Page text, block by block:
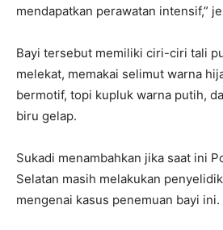
mendapatkan perawatan intensif,”
Bayi tersebut memiliki ciri-ciri tali
melekat, memakai selimut warna
bermotif, topi kupluk warna putih,
biru gelap.
Sukadi menambahkan jika saat ini
Selatan masih melakukan
mengenai kasus penemuan bayi ini.